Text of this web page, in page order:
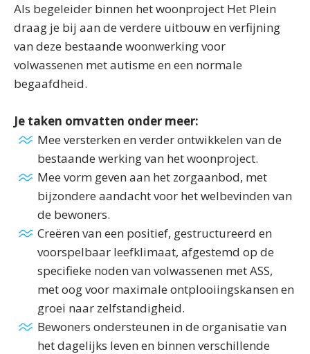
Als begeleider binnen het woonproject Het Plein
draag je bij aan de verdere uitbouw en verfijning
van deze bestaande woonwerking voor
volwassenen met autisme en een normale
begaafdheid.
Je taken omvatten onder meer:
Mee versterken en verder ontwikkelen van de
bestaande werking van het woonproject.
Mee vorm geven aan het zorgaanbod, met
bijzondere aandacht voor het welbevinden van
de bewoners.
Creëren van een positief, gestructureerd en
voorspelbaar leefklimaat, afgestemd op de
specifieke noden van volwassenen met ASS,
met oog voor maximale ontplooiingskansen en
groei naar zelfstandigheid.
Bewoners ondersteunen in de organisatie van
het dagelijks leven en binnen verschillende